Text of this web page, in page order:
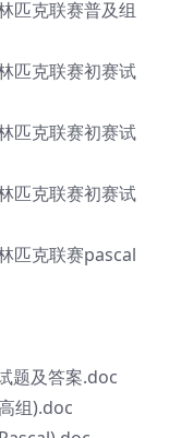
匹克联赛普及组
匹克联赛初赛试
匹克联赛初赛试
匹克联赛初赛试
匹克联赛pascal
题及答案.doc
组).doc